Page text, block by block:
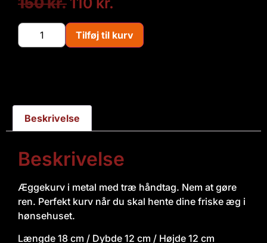
Tilføj til kurv
Beskrivelse
Beskrivelse
Æggekurv i metal med træ håndtag. Nem at gøre
ren. Perfekt kurv når du skal hente dine friske æg i
hønsehuset.
Længde 18 cm / Dybde 12 cm / Højde 12 cm